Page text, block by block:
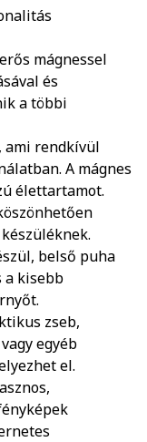
mágnessel
és
a többi
ami rendkívül
A mágnes
élettartamot.
belső puha
a kisebb
zseb,
egyéb
el.